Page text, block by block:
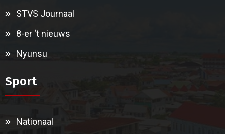
STVS Journaal
8-er ‘t nieuws
Nyunsu
Sport
Nationaal